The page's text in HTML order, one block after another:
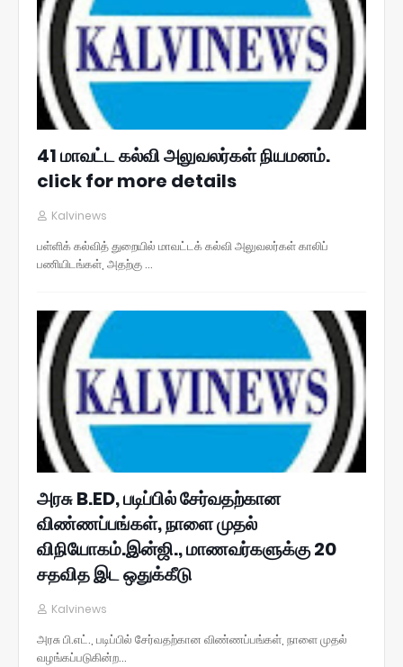
41 மாவட்ட கல்வி அலுவலர்கள் நியமனம்.
click for more details
Kalvinews
பள்ளிக் கல்வித் துறையில் மாவட்டக் கல்வி அலுவலர்கள் காலிப்
பணியிடங்கள், அதற்கு …
அரசு B.ED, படிப்பில் சேர்வதற்கான
விண்ணப்பங்கள், நாளை முதல்
விநியோகம்.இன்ஜி., மாணவர்களுக்கு 20
சதவித இட ஒதுக்கீடு
Kalvinews
அரசு பி.எட்., படிப்பில் சேர்வதற்கான விண்ணப்பங்கள், நாளை முதல்
வழங்கப்படுகின்ற…